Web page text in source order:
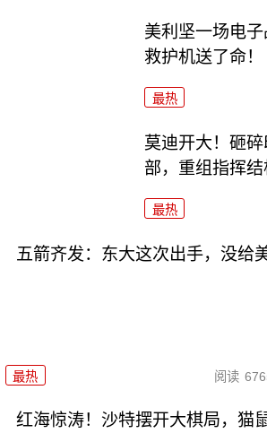
美利坚一场电
救护机送了命！
最热
莫迪开大！砸
部，重组指挥结
最热
五箭齐发：东大这次出手，没给
最热 阅读
红海惊涛！沙特摆开大棋局，猫